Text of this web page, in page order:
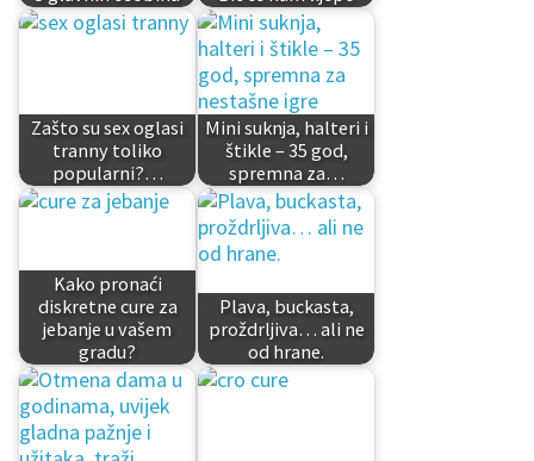
Zašto su sex oglasi
tranny toliko
popularni?…
Mini suknja, halteri i
štikle – 35 god,
spremna za…
Kako pronaći
diskretne cure za
jebanje u vašem
gradu?
Plava, buckasta,
proždrljiva… ali ne
od hrane.